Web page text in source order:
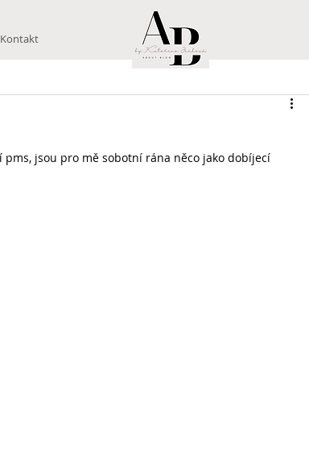
Kontakt
jsou pro mě sobotní rána něco jako dobíjecí